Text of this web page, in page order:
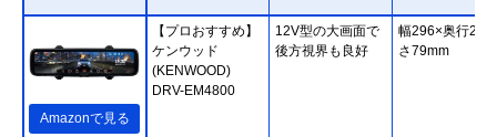
Amazonで見る
【プロおすすめ】
ケンウッド
(KENWOOD)
DRV-EM4800
12V型の大画面で
後方視界も良好
幅296×奥行27×
さ79mm